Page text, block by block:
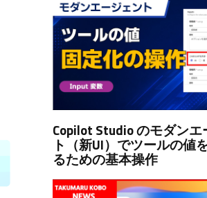
Copilot Studio のモダンエ
ト（新UI）でツールの値
るための基本操作